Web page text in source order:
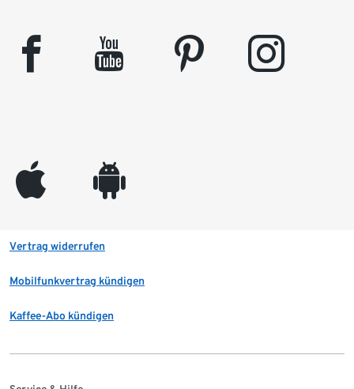
facebook youtube pinterest instagram
appleinc android
Vertrag widerrufen
Mobilfunkvertrag kündigen
Kaffee-Abo kündigen